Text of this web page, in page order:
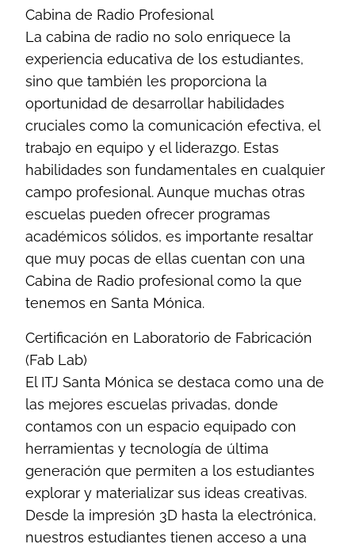
Cabina de Radio Profesional
La cabina de radio no solo enriquece la
experiencia educativa de los estudiantes,
sino que también les proporciona la
oportunidad de desarrollar habilidades
cruciales como la comunicación efectiva, el
trabajo en equipo y el liderazgo. Estas
habilidades son fundamentales en cualquier
campo profesional. Aunque muchas otras
escuelas pueden ofrecer programas
académicos sólidos, es importante resaltar
que muy pocas de ellas cuentan con una
Cabina de Radio profesional como la que
tenemos en Santa Mónica.
Certificación en Laboratorio de Fabricación
(Fab Lab)
El ITJ Santa Mónica se destaca como una de
las mejores escuelas privadas, donde
contamos con un espacio equipado con
herramientas y tecnología de última
generación que permiten a los estudiantes
explorar y materializar sus ideas creativas.
Desde la impresión 3D hasta la electrónica,
nuestros estudiantes tienen acceso a una